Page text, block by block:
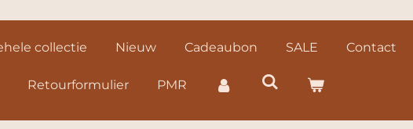
collectie Nieuw Cadeaubon SALE Contact
Retourformulier PMR